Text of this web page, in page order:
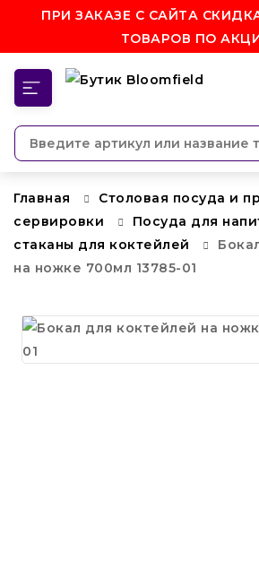
ПРИ ЗАКАЗЕ С САЙТА
ТОВАРОВ ПО
Главная
Столовая посуда и
сервировки
Посуда для
стаканы для коктейлей
на ножке 700мл 13785-01